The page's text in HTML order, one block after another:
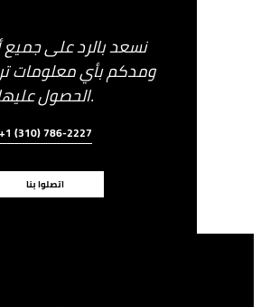
نسعد بالرد على
ومدكم بأي معلومات
الحصول عليها.
+1 (310) 786-2227
اتصلوا بنا